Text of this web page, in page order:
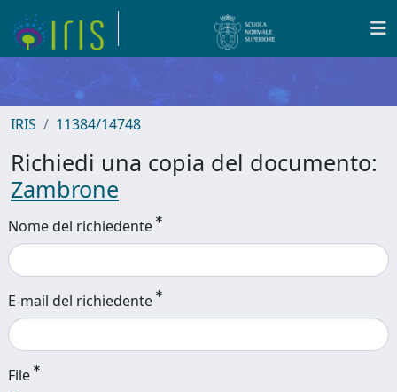
IRIS 11384/14748
Richiedi una copia del documento:
Zambrone
Nome del richiedente
E-mail del richiedente
File